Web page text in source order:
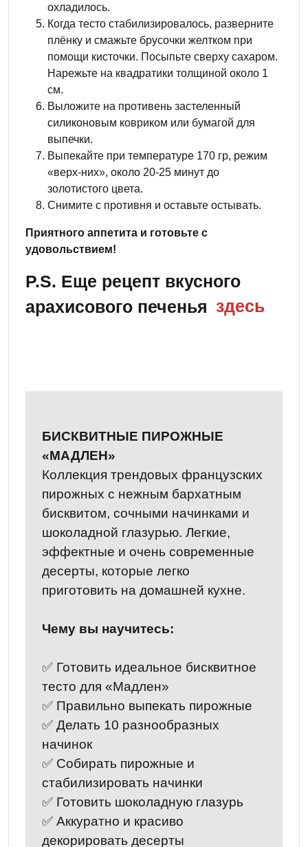
охладилось.
Когда тесто стабилизировалось, разверните
плёнку и смажьте брусочки желтком при
помощи кисточки. Посыпьте сверху сахаром.
Нарежьте на квадратики толщиной около 1
см.
Выложите на противень застеленный
силиконовым ковриком или бумагой для
выпечки.
Выпекайте при температуре 170 гр, режим
«верх-них», около 20-25 минут до
золотистого цвета.
Снимите с противня и оставьте остывать.
Приятного аппетита и готовьте с
удовольствием!
P.S. Еще рецепт вкусного
арахисового печенья здесь
БИСКВИТНЫЕ ПИРОЖНЫЕ
«МАДЛЕН»
Коллекция трендовых французских
пирожных с нежным бархатным
бисквитом, сочными начинками и
шоколадной глазурью. Легкие,
эффектные и очень современные
десерты, которые легко
приготовить на домашней кухне.
Чему вы научитесь:
✅ Готовить идеальное бисквитное
тесто для «Мадлен»
✅ Правильно выпекать пирожные
✅ Делать 10 разнообразных
начинок
✅ Собирать пирожные и
стабилизировать начинки
✅ Готовить шоколадную глазурь
✅ Аккуратно и красиво
декорировать десерты